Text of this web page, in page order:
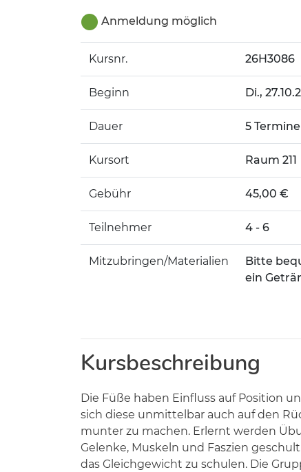
Anmeldung möglich
Kursnr. 26H3086
Beginn Di.,
Dauer 5 Termine
Kursort Raum 211
Gebühr 45,00 €
Teilnehmer 4 - 6
Mitzubringen/Materialien
Bitte
ein
Kursbeschreibung
Die Füße haben Einfluss auf Position
sich diese unmittelbar auch auf den
munter zu machen. Erlernt werden
Gelenke, Muskeln und Faszien
das Gleichgewicht zu schulen. Die